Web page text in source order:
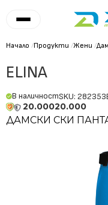
Начало /Продукти /Жени /
ELINA
В наличностSKU:
20.00020.000
ДАМСКИ СКИ